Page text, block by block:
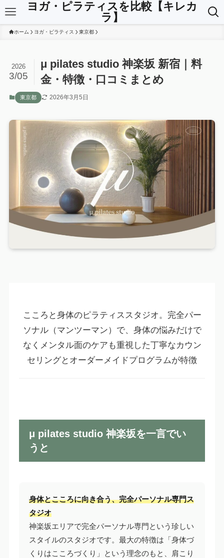
ヨガ・ピラティスを比較【キレカ
ラ】
ホーム ヨガ・ピラティス 東京都
μ pilates studio 神楽坂 新宿｜料
金・特徴・口コミまとめ
2026
3/05
東京都 2026年3月5日
こころと身体のピラティススタジオ。完全パー
ソナル（マンツーマン）で、身体の悩みだけで
なくメンタル面のケアも重視した丁寧なカウン
セリングとオーダーメイドプログラムが特徴
μ pilates studio 神楽坂を一言でい
うと
身体とこころに向き合う、完全パーソナル専門ス
タジオ
神楽坂エリアで完全パーソナル専門という珍しい
スタイルのスタジオです。最大の特徴は「身体づ
くりはこころづくり」という理念のもと、肩こり